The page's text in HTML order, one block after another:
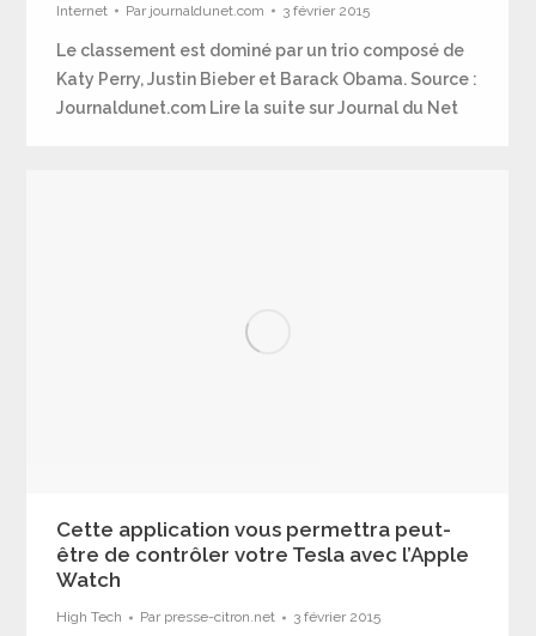
Internet Par journaldunet.com 3 février 2015
Le classement est dominé par un trio composé de
Katy Perry, Justin Bieber et Barack Obama. Source :
Journaldunet.com Lire la suite sur Journal du Net
Cette application vous permettra peut-
être de contrôler votre Tesla avec l’Apple
Watch
High Tech Par presse-citron.net 3 février 2015